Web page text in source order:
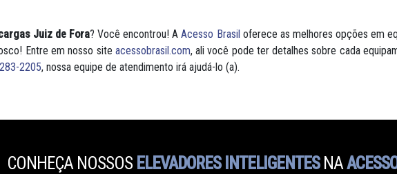
Juiz de Fora? Você encontrou! AAcesso Brasil oferece as melhores opções em
Entre em nosso site acessobrasil.com, ali você pode ter detalhes sobre cada
2205, nossa equipe de atendimento irá ajudá-lo (a).
CONHEÇA NOSSOS ELEVADORES INTELIGENTESNA